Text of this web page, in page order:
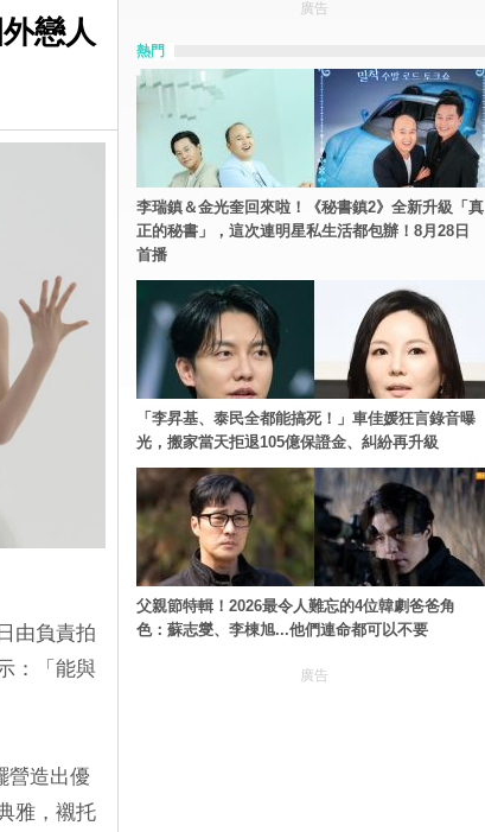
戀人
由負責拍
：「能與
營造出優
雅，襯托
廣告
熱門
李瑞鎮＆金光奎回來啦！《秘書鎮2》全新升級「真
正的秘書」，這次連明星私生活都包辦！8月28日
首播
「李昇基、泰民全都能搞死！」車佳媛狂言錄音曝
光，搬家當天拒退105億保證金、糾紛再升級
父親節特輯！2026最令人難忘的4位韓劇爸爸角
色：蘇志燮、李棟旭...他們連命都可以不要
廣告